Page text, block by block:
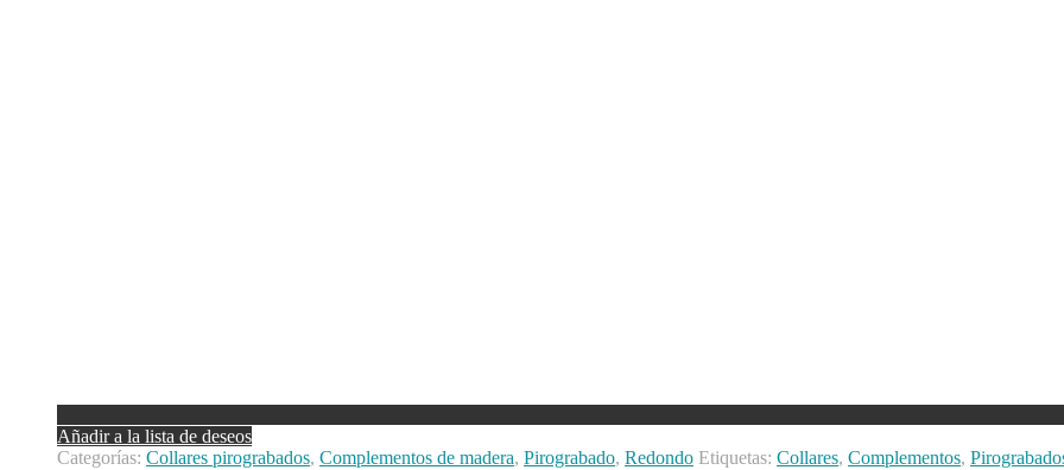
Añadir a la lista de deseos
Categorías: Collares pirograbados, Complementos de madera, Pirograbado, Redondo Etiquetas: Collares, Complementos,